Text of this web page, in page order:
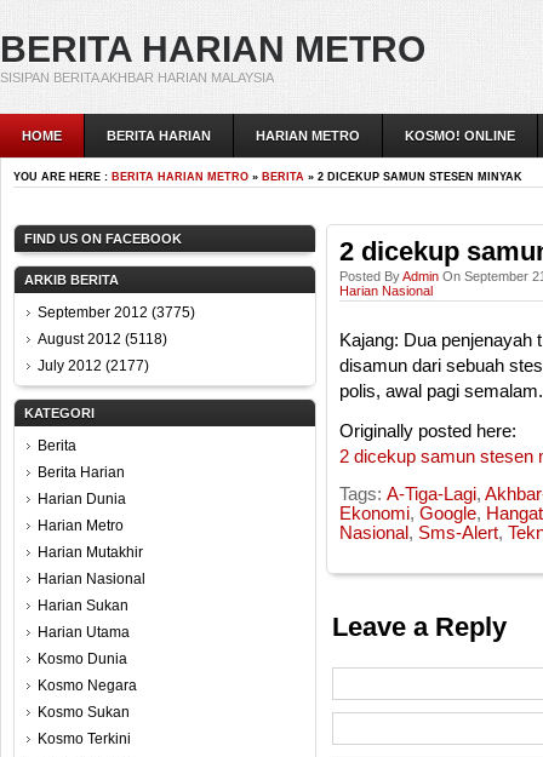
BERITA HARIAN METRO
SISIPAN BERITA AKHBAR HARIAN MALAYSIA
HOME BERITA HARIAN HARIAN METRO KOSMO! ONLINE
YOU ARE HERE : BERITA HARIAN METRO » BERITA » 2 DICEKUP SAMUN STESEN MINYAK
FIND US ON FACEBOOK
ARKIB BERITA
September 2012 (3775)
August 2012 (5118)
July 2012 (2177)
KATEGORI
Berita
Berita Harian
Harian Dunia
Harian Metro
Harian Mutakhir
Harian Nasional
Harian Sukan
Harian Utama
Kosmo Dunia
Kosmo Negara
Kosmo Sukan
Kosmo Terkini
2 dicekup
Posted ByAdmin On September
Harian Nasional
Kajang: Dua penjenayah
disamun dari sebuah
polis, awal pagi semalam.
Originally posted here:
2 dicekup samun stesen
Tags: A-Tiga-Lagi,
Ekonomi, Google, Hangat
Nasional , Sms-Alert,
Leave a Reply